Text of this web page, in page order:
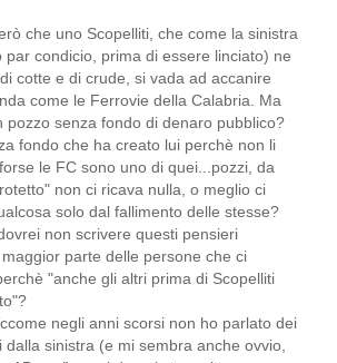
che uno Scopelliti, che come la sinistra
par condicio, prima di essere linciato) ne
cotte e di crude, si vada ad accanire
come le Ferrovie della Calabria. Ma
pozzo senza fondo di denaro pubblico?
fondo che ha creato lui perchè non li
le FC sono uno di quei...pozzi, da
non ci ricava nulla, o meglio ci
solo dal fallimento delle stesse?
non scrivere questi pensieri
parte delle persone che ci
"anche gli altri prima di Scopelliti
negli anni scorsi non ho parlato dei
dalla sinistra (e mi sembra anche ovvio,